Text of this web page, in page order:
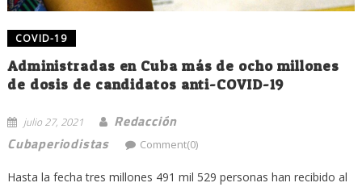
COVID-19
Administradas en Cuba más de ocho millones
de dosis de candidatos anti-COVID-19
julio 27, 2021
Redacción
Cubaperiodistas
Comment(0)
Hasta la fecha tres millones 491 mil 529 personas han recibido al